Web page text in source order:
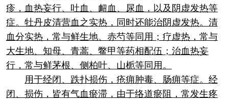
疹，血热妄行、吐血、衄血、尿血，以及阴虚发热等
症。牡丹皮清营血之实热，同时还能治阴虚发热。清
血分实热，常与鲜生地、赤芍等同用；疗虚热，常与
大生地、知母、青蒿、鳖甲等药相配伍；治血热妄
行，常与鲜茅根、侧柏叶、山栀等同用。
用于经闭、跌扑损伤，疮痈肿毒、肠痈等症。经
闭、损伤，皆有气血瘀滞，由于络道瘀阻，常发生疼